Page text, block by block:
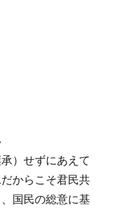
）せずにあえて
からこそ君民共
国民の総意に基